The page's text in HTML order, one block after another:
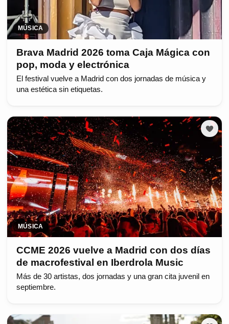
MÚSICA
Brava Madrid 2026 toma Caja Mágica con
pop, moda y electrónica
El festival vuelve a Madrid con dos jornadas de música y
una estética sin etiquetas.
MÚSICA
CCME 2026 vuelve a Madrid con dos días
de macrofestival en Iberdrola Music
Más de 30 artistas, dos jornadas y una gran cita juvenil en
septiembre.